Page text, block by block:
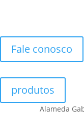
Fale conosco
produtos
Alameda